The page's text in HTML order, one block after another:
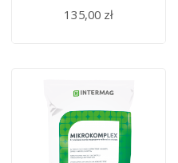
135,00 zł